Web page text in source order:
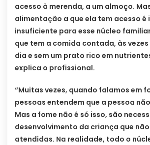
acesso à merenda, a um almoço.
alimentação a que ela tem acesso é
insuficiente para esse núcleo
que tem a comida contada, às vezes
dia e sem um prato rico em
explica o profissional.
“Muitas vezes, quando falamos em
pessoas entendem que a pessoa
Mas a fome não é só isso, são
desenvolvimento da criança que
atendidas. Na realidade, todo o